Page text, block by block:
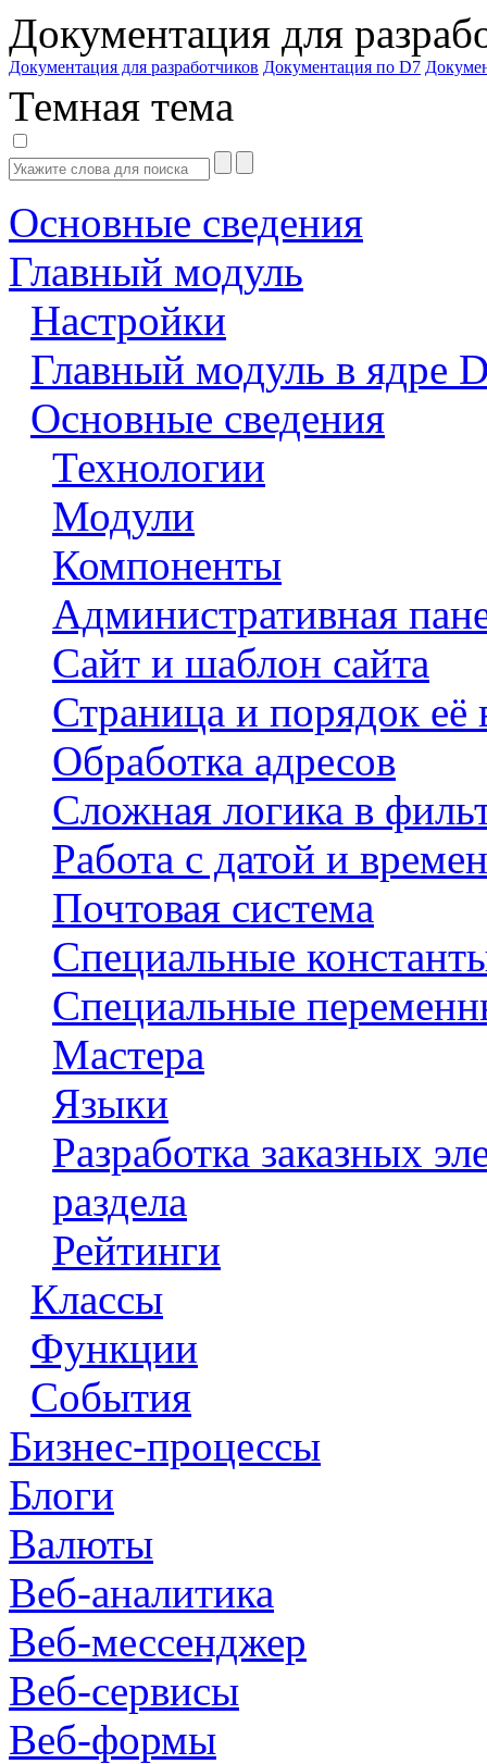
Документация для
Документация для разработчиков Документация по D7
Темная тема
Основные сведения
Главный модуль
Настройки
Главный модуль в ядре
Основные сведения
Технологии
Модули
Компоненты
Административная
Сайт и шаблон сайта
Страница и порядок её
Обработка адресов
Сложная логика в
Работа с датой и
Почтовая система
Специальные
Специальные
Мастера
Языки
Разработка заказных
раздела
Рейтинги
Классы
Функции
События
Бизнес-процессы
Блоги
Валюты
Веб-аналитика
Веб-мессенджер
Веб-сервисы
Веб-формы